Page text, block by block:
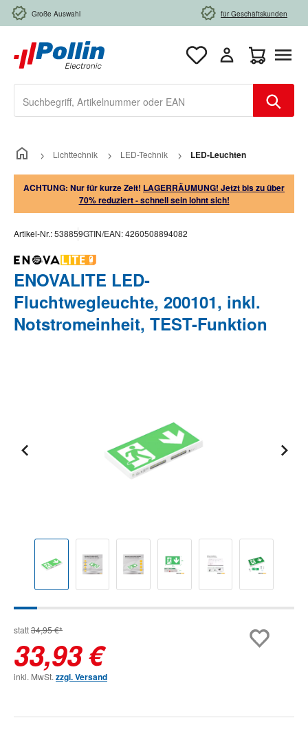
Zum Hauptinhalt springen
Große Auswahl für Geschäftskunden
Lichttechnik LED-Technik LED-Leuchten
ACHTUNG: Nur für kurze Zeit! LAGERRÄUMUNG! Jetzt bis zu über
70% reduziert - schnell sein lohnt sich!
Artikel-Nr.:538859GTIN/EAN:4260508894082
ENOVALITE LED-
Fluchtwegleuchte, 200101, inkl.
Notstromeinheit, TEST-Funktion
statt34,95 €*
33,93 €
inkl. MwSt. zzgl. Versand